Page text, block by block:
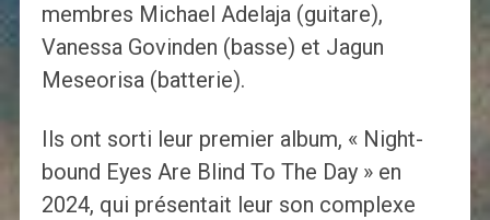
membres Michael Adelaja (guitare),
Vanessa Govinden (basse) et Jagun
Meseorisa (batterie).
Ils ont sorti leur premier album, « Night-
bound Eyes Are Blind To The Day » en
2024, qui présentait leur son complexe